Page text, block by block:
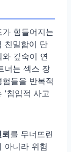
힘들어지는
친밀함이 단
깊숙이 연
너는 섹스 장
들을 반복적
'침입적 사고
를 무너뜨린
아니라 위험